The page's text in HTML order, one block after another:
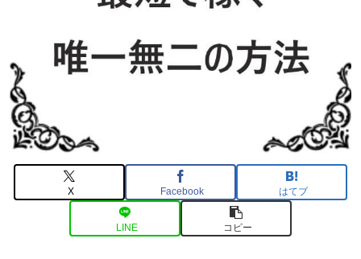
X Facebook はてブ
LINE コピー